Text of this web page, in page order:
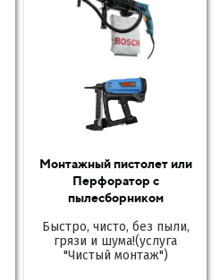
Монтажный пистолет или
Перфоратор с
пылесборником
Быстро, чисто, без пыли,
грязи и шума!(услуга
"Чистый монтаж")